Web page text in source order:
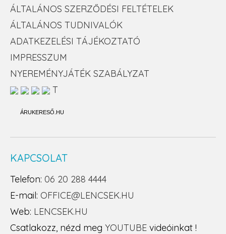
ÁLTALÁNOS SZERZŐDÉSI FELTÉTELEK
ÁLTALÁNOS TUDNIVALÓK
ADATKEZELÉSI TÁJÉKOZTATÓ
IMPRESSZUM
NYEREMÉNYJÁTÉK SZABÁLYZAT
T
ÁRUKERESŐ.HU
KAPCSOLAT
Telefon: 06 20 288 4444
E-mail: OFFICE@LENCSEK.HU
Web: LENCSEK.HU
Csatlakozz, nézd meg YOUTUBE videóinkat !